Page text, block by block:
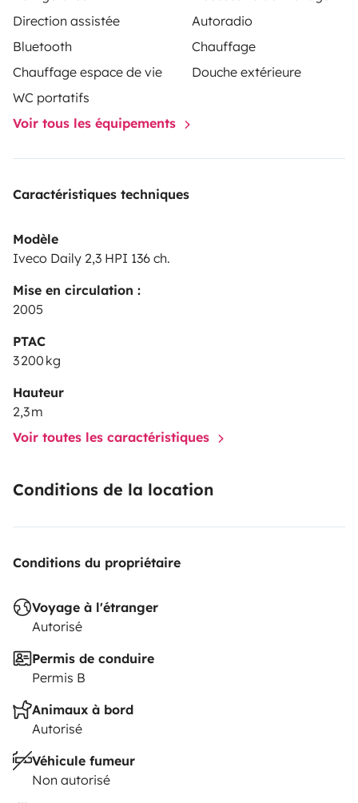
Direction assistée
Autoradio
Bluetooth
Chauffage
Chauffage espace de vie
Douche extérieure
WC portatifs
Voir tous les équipements
Caractéristiques techniques
Modèle
Iveco Daily 2,3 HPI 136 ch.
Mise en circulation :
2005
PTAC
3 200 kg
Hauteur
2,3 m
Voir toutes les caractéristiques
Conditions de la location
Conditions du propriétaire
Voyage à l'étranger
Autorisé
Permis de conduire
Permis B
Animaux à bord
Autorisé
Véhicule fumeur
Non autorisé